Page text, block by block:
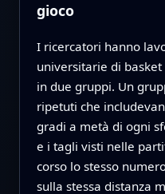
gioco
I ricercatori hanno
universitarie di
in due gruppi. Un
ripetuti che
gradi a metà di ogni
e i tagli visti nelle
corso lo stesso
sulla stessa distanza